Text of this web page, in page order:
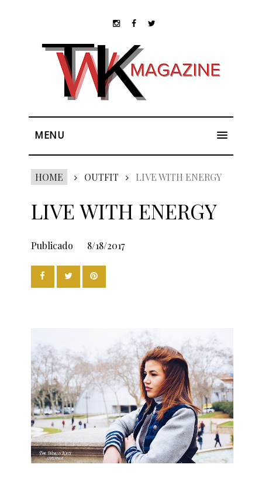
MENU
HOME OUTFIT LIVE WITH ENERGY
LIVE WITH ENERGY
Publicado 8/18/2017